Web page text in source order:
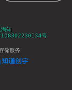
知
号
储服务